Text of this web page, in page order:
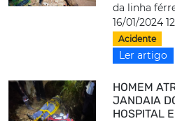
da linha
16/01/2024
Acidente
Ler artigo
HOMEM
JANDAIA
HOSPITAL